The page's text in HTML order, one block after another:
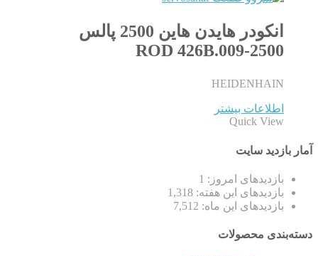
انکودر هایدن هاین 2500 پالس
ROD 426B.009-2500
HEIDENHAIN
اطلاعات بیشتر
Quick View
آمار بازدید سایت
بازدیدهای امروز: 1
بازدیدهای این هفته: 1,318
بازدیدهای این ماه: 7,512
دسته‌بندی محصولات